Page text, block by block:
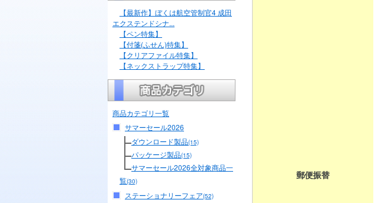
【最新作】ぼくは航空管制官4 成田
エクステンドシナ...
【ペン特集】
【付箋(ふせん)特集】
【クリアファイル特集】
【ネックストラップ特集】
商品カテゴリ一覧
サマーセール2026
ダウンロード製品(15)
パッケージ製品(15)
サマーセール2026全対象商品一
覧(30)
ステーショナリーフェア(52)
郵便振替